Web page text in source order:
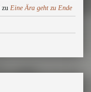
zu Eine Ära geht zu Ende